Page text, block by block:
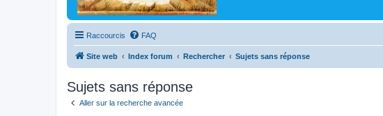
Raccourcis FAQ
Site web Index forum Rechercher Sujets sans réponse
Sujets sans réponse
Aller sur la recherche avancée